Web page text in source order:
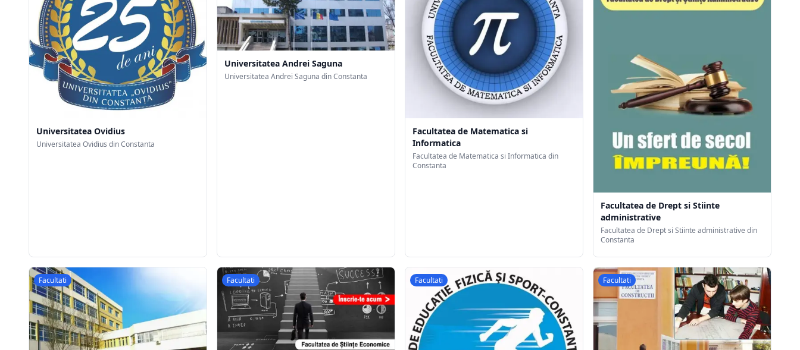
Universitatea Ovidius
Universitatea Ovidius din Constanta
Universitatea Andrei Saguna
Universitatea Andrei Saguna din Constanta
Facultatea de Matematica si
Informatica
Facultatea de Matematica si Informatica din
Constanta
Facultatea de Drept si Stiinte
administrative
Facultatea de Drept si Stiinte administrative din
Constanta
Facultati Facultati Facultati Facultati